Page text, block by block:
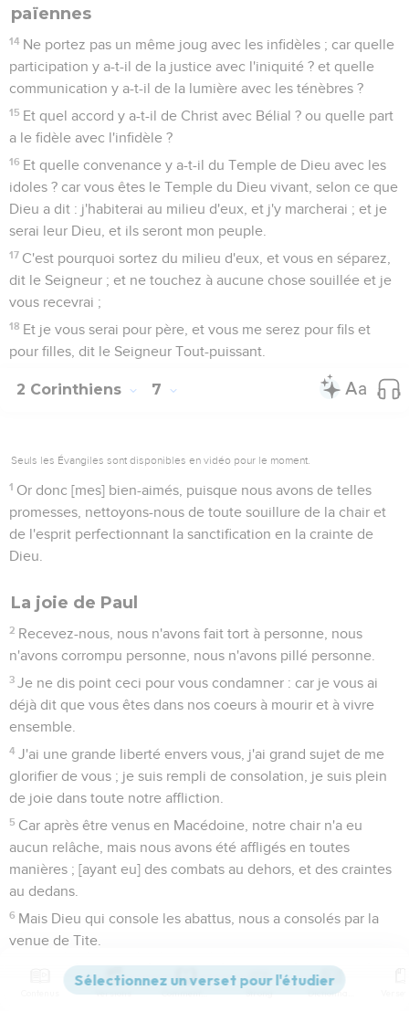
païennes
14 Ne portez pas un même joug avec les infidèles ; car quelle
participation y a-t-il de la justice avec l'iniquité ? et quelle
communication y a-t-il de la lumière avec les ténèbres ?
15 Et quel accord y a-t-il de Christ avec Bélial ? ou quelle part
a le fidèle avec l'infidèle ?
16 Et quelle convenance y a-t-il du Temple de Dieu avec les
idoles ? car vous êtes le Temple du Dieu vivant, selon ce que
Dieu a dit : j'habiterai au milieu d'eux, et j'y marcherai ; et je
serai leur Dieu, et ils seront mon peuple.
17 C'est pourquoi sortez du milieu d'eux, et vous en séparez,
dit le Seigneur ; et ne touchez à aucune chose souillée et je
vous recevrai ;
18 Et je vous serai pour père, et vous me serez pour fils et
pour filles, dit le Seigneur Tout-puissant.
2 Corinthiens 7
Seuls les Évangiles sont disponibles en vidéo pour le moment.
1 Or donc [mes] bien-aimés, puisque nous avons de telles
promesses, nettoyons-nous de toute souillure de la chair et
de l'esprit perfectionnant la sanctification en la crainte de
Dieu.
La joie de Paul
2 Recevez-nous, nous n'avons fait tort à personne, nous
n'avons corrompu personne, nous n'avons pillé personne.
3 Je ne dis point ceci pour vous condamner : car je vous ai
déjà dit que vous êtes dans nos coeurs à mourir et à vivre
ensemble.
4 J'ai une grande liberté envers vous, j'ai grand sujet de me
glorifier de vous ; je suis rempli de consolation, je suis plein
de joie dans toute notre affliction.
5 Car après être venus en Macédoine, notre chair n'a eu
aucun relâche, mais nous avons été affligés en toutes
manières ; [ayant eu] des combats au dehors, et des craintes
au dedans.
6 Mais Dieu qui console les abattus, nous a consolés par la
venue de Tite.
Et non seulement par sa venue, mais aussi par la
consolation qu'il a reçue de vous ; car il nous a raconté votre
Versions Commentaires Strong